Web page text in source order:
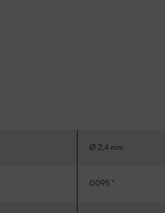
Ø 2,4 mm
0.095 "